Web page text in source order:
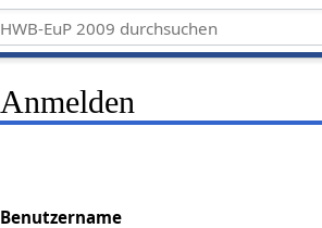
Anmelden
Benutzername